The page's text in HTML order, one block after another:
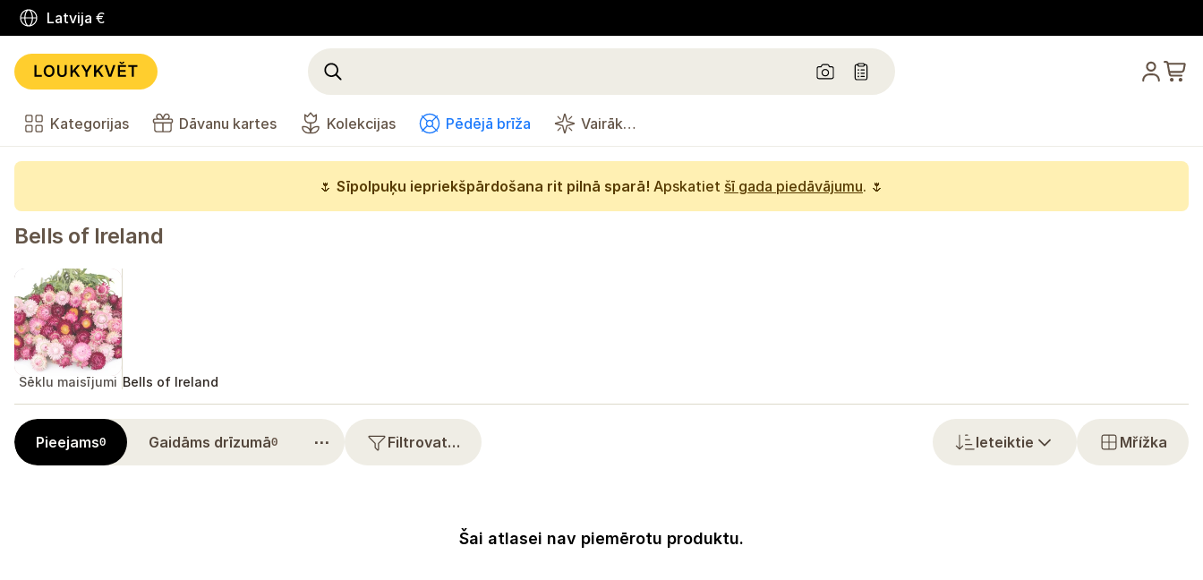
Latvija €
Kategorijas Dāvanu kartes Kolekcijas Pēdējā brīža Vairāk…
🌷 Sīpolpuķu iepriekšpārdošana rit pilnā sparā! Apskatiet šī gada piedāvājumu. 🌷
Bells of Ireland
Sēklu maisījumi Bells of Ireland
Pieejams0 Gaidāms drīzumā0 ⋯ Filtrovat… Ieteiktie Mřížka
Šai atlasei nav piemērotu produktu.